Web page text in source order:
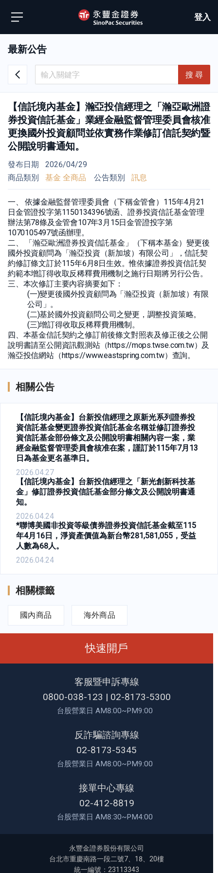
登入
最新公告
搜 尋
【信託境內基金】瀚亞投信經理之「瀚亞歐洲證
券投資信託基金」業經金融監督管理委員會核准
更換國外投資顧問並依實務作業修訂信託契約暨
公開說明書通知。
發布日期
2026/04/29
商品類別
基金 全商品 公告類別 訊息
一、 依據金融監督管理委員會（下稱金管會）115年4月21
日金管證投字第1150134396號函、證券投資信託基金管理
辦法第78條及金管會107年3月15日金管證投字第
1070105497號函辦理。
二、 「瀚亞歐洲證券投資信託基金」（下稱本基金）變更後
國外投資顧問為「瀚亞投資（新加坡）有限公司」，信託契
約修訂條文訂於115年6月8日生效。惟依據證券投資信託契
約範本增訂得收取反稀釋費用機制之施行日期將另行公告。
三、本次修訂主要內容摘要如下：
(一)變更後國外投資顧問為「瀚亞投資（新加坡）有限
公司」。
(二)基於國外投資顧問公司之變更，調整投資策略。
(三)增訂得收取反稀釋費用機制。
四、本基金信託契約之修訂前後條文對照表及修正後之公開
說明書請至公開資訊觀測站（https://mops.twse.com.tw）及
瀚亞投信網站（https://www.eastspring.com.tw）查詢。
相關公告
【信託境內基金】台新投信經理之原新光系列證券投
資信託基金變更證券投資信託基金名稱並修訂證券投
資信託基金部份條文及公開說明書相關內容一案，業
經金融監督管理委員會核准在案，謹訂於115年7月13
日為基金更名基準日。
2026.04.27
【信託境內基金】台新投信經理之「新光創新科技基
金」修訂證券投資信託基金部分條文及公開說明書通
知。
2026.04.24
*聯博美國非投資等級債券證券投資信託基金截至115
年4月16日，淨資產價值為新台幣281,581,055，受益
人數為68人。
2026.04.24
相關標籤
國內商品 海外商品
快速開戶
客服暨申訴專線
0800-038-123 | 02-8173-5300
台股營業日 AM8:00~PM9:00
反詐騙諮詢專線
02-8173-5345
台股營業日 AM8:00~PM9:00
接單中心專線
02-412-8819
台股營業日 AM8:30~PM4:00
永豐金證券股份有限公司
台北市重慶南路一段二號7、18、20樓
統一編號：23113343